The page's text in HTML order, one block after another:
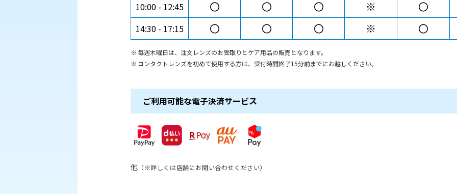
10:00
12:45 〇 〇 〇 ※ 〇
14:30 17:15 〇 〇 〇 ※ 〇
毎週木曜日は、注文レンズのお受取りとケア用品の販売となります。
コンタクトレンズを初めて使用する方は、受付時間終了15分前までにお越しください。
ご利用可能な電子決済サービス
他 （※詳しくは店舗にお問い合わせください）